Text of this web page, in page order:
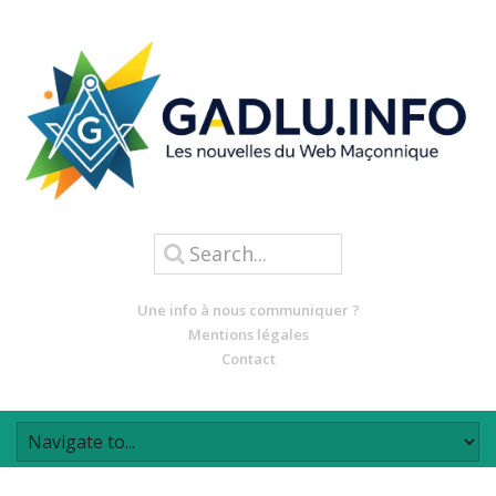
Une info à nous communiquer ?
Mentions légales
Contact